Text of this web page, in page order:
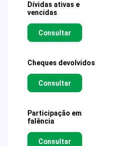
Dívidas ativas e
vencidas
Consultar
Cheques devolvidos
Consultar
Participação em
falência
Consultar